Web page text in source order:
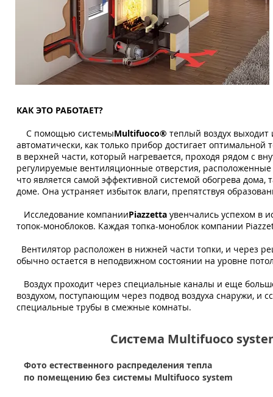
КАК ЭТО РАБОТАЕТ?
С помощью системыMultifuoco® теплый воздух
автоматически, как только прибор достигает
в верхней части, который нагревается, проходя рядом с
регулируемые вентиляционные отверстия,
что является самой эффективной системой обогрева
доме. Она устраняет избыток влаги, препятствуя
Исследование компанииPiazzetta увенчались успехом в
топок-моноблоков. Каждая топка-моноблок компании
Вентилятор расположен в нижней части топки, и через
обычно остается в неподвижном состоянии на уровне
Воздух проходит через специальные каналы и еще
воздухом, поступающим через подвод воздуха снаружи, и
специальные трубы в смежные комнаты.
Система Multifuoco
Фото естественного распределения тепла
по помещению без системы Multifuoco system